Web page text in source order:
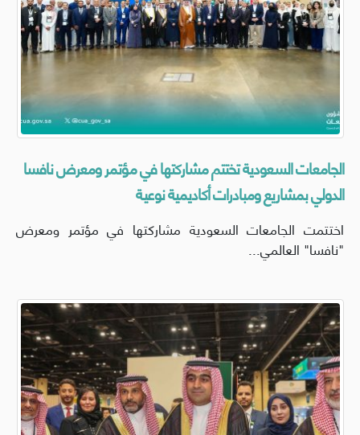
الجامعات السعودية تختتم مشاركتها في مؤتمر ومعرض نافسا
الدولي بمشاريع ومبادرات أكاديمية نوعية
اختتمت الجامعات السعودية مشاركتها في مؤتمر ومعرض
"نافسا" العالمي...